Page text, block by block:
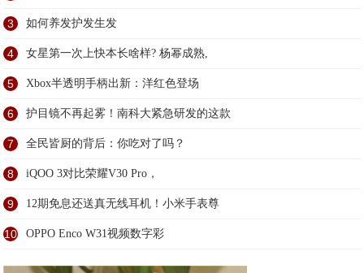
3 如何养发护发生发
4 女星第一次上快本长啥样? 杨幂成熟,
5 Xbox半透明手柄出新：洋红色登场
6 护目镜不再起雾！南科大紧急研发的这款
7 全民皆厨的背后：你吃对了吗？
8 iQOO 3对比荣耀V30 Pro，
9 12期免息还送真无线耳机！小米手表尊
10 OPPO Enco W31视频数字彩